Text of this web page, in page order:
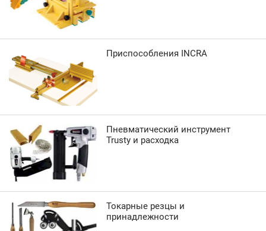
Приспособления INCRA
Пневматический инструмент
Trusty и расходка
Токарные резцы и
принадлежности